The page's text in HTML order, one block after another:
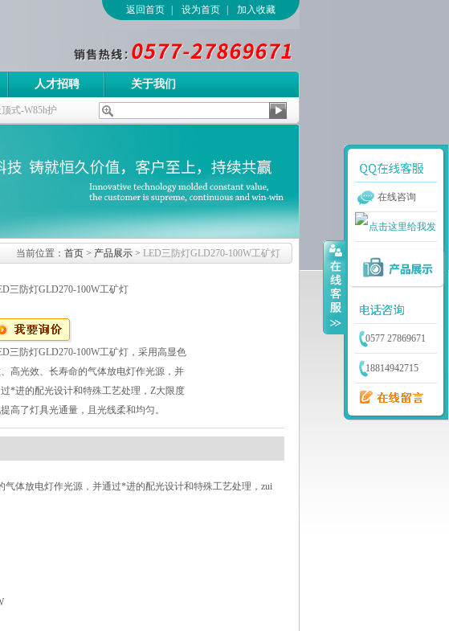
返回首页 设为首页 加入收藏
人才招聘 关于我们
式-W85h护
当前位置： 首页 > 产品展示 > LED三防灯GLD270-100W工矿灯
三防灯GLD270-100W工矿灯
三防灯GLD270-100W工矿灯，采用高显色
高光效、长寿命的气体放电灯作光源，并
*进的配光设计和特殊工艺处理，Z大限度
高了灯具光通量，且光线柔和均匀。
体放电灯作光源，并通过*进的配光设计和特殊工艺处理，zui
在线咨询
0577 27869671
18814942715